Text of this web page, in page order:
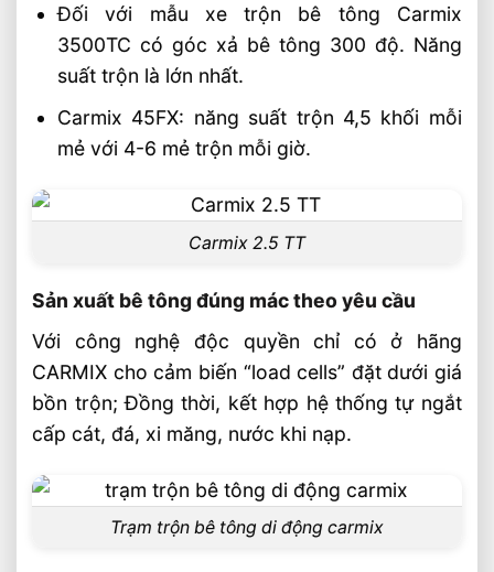
Ưu Điểm Gì
Đối với mẫu xe trộn bê tông Carmix
3500TC có góc xả bê tông 300 độ. Năng
suất trộn là lớn nhất.
Carmix 45FX: năng suất trộn 4,5 khối mỗi
mẻ với 4-6 mẻ trộn mỗi giờ.
Carmix 2.5 TT
Sản xuất bê tông đúng mác theo yêu cầu
Với công nghệ độc quyền chỉ có ở hãng
CARMIX cho cảm biến “load cells” đặt dưới giá
bồn trộn; Đồng thời, kết hợp hệ thống tự ngắt
cấp cát, đá, xi măng, nước khi nạp.
Trạm trộn bê tông di động carmix